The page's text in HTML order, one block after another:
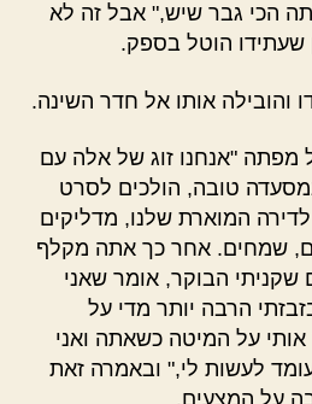
הכי גבר שיש," אבל זה לא
שעתידו הוטל בספק.
והובילה אותו אל חדר השינה.
מפתה "אנחנו זוג של אלה עם
טובה, הולכים לסרט
המוארת שלנו, מדליקים
שמחים. אחר כך אתה מקלף
הבוקר, אומר שאני
הרבה יותר מדי על
אותי על המיטה כשאתה ואני
לעשות לי," ובאמרה זאת
על המצעים.